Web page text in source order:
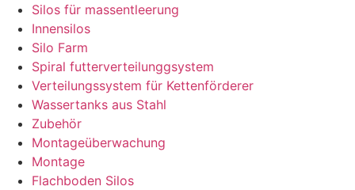
Silos für massentleerung
Innensilos
Silo Farm
Spiral futterverteilunggsystem
Verteilungssystem für Kettenförderer
Wassertanks aus Stahl
Zubehör
Montageüberwachung
Montage
Flachboden Silos